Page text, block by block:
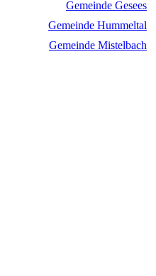
Gemeinde Gesees
Gemeinde Hummeltal
Gemeinde Mistelbach